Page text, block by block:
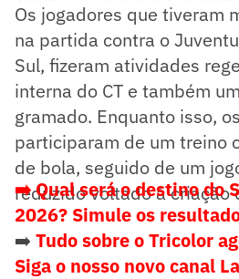
Os jogadores que tiveram
na partida contra o
Sul, fizeram atividades
interna do CT e também
gramado. Enquanto isso,
participaram de um treino
de bola, seguido de um
reduzido voltado à criação
➡️ Qual será o destino do
2026? Simule os
➡️ Tudo sobre o Tricolor
Siga o nosso novo canal